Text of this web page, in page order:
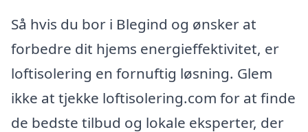
Så hvis du bor i Blegind og ønsker at
forbedre dit hjems energieffektivitet, er
loftisolering en fornuftig løsning. Glem
ikke at tjekke loftisolering.com for at finde
de bedste tilbud og lokale eksperter, der